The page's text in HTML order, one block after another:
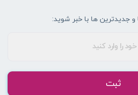
جدیدترین ها با خبر شوید:
ثبت